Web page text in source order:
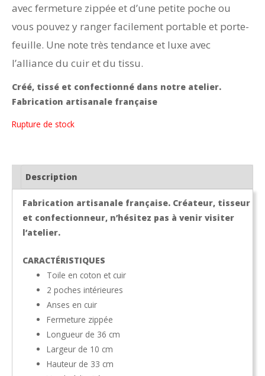
avec fermeture zippée et d’une petite poche ou
vous pouvez y ranger facilement portable et porte-
feuille. Une note très tendance et luxe avec
l’alliance du cuir et du tissu.
Créé, tissé et confectionné dans notre atelier.
Fabrication artisanale française
Rupture de stock
Description
Fabrication artisanale française. Créateur, tisseur
et confectionneur, n’hésitez pas à venir visiter
l’atelier.
CARACTÉRISTIQUES
Toile en coton et cuir
2 poches intérieures
Anses en cuir
Fermeture zippée
Longueur de 36 cm
Largeur de 10 cm
Hauteur de 33 cm